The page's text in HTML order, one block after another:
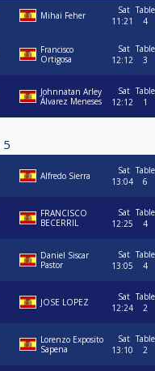
Mihai Feher
Sat
11:21
Table
4
Francisco
Ortigosa
Sat
12:12
Table
3
Johnnatan Arley
Álvarez Meneses
Sat
12:12
Table
1
5
Alfredo Sierra
Sat
13:04
Table
6
FRANCISCO
BECERRIL
Sat
12:25
Table
4
Daniel Siscar
Pastor
Sat
13:05
Table
4
JOSE LOPEZ
Sat
12:24
Table
2
Lorenzo Exposito
Sapena
Sat
13:10
Table
2